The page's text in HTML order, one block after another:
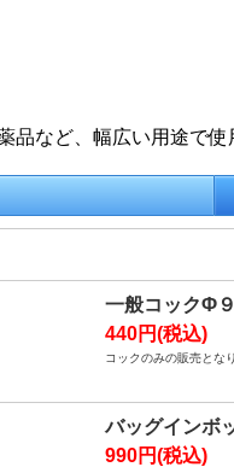
品など、幅広い用途で使
一般コックΦ
440円(税込)
コックのみの販売とな
バッグインボ
990円(税込)